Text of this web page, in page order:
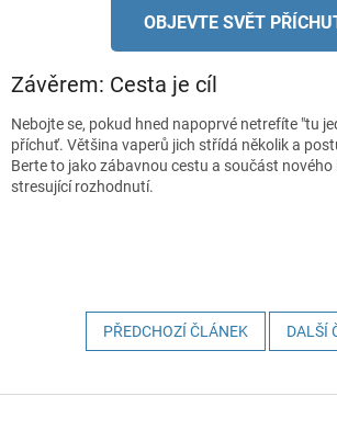
OBJEVTE SVĚT
Závěrem: Cesta je cíl
Nebojte se, pokud hned napoprvé netrefíte "tu
příchuť. Většina vaperů jich střídá několik a
Berte to jako zábavnou cestu a součást nového
stresující rozhodnutí.
PŘEDCHOZÍ ČLÁNEK DALŠÍ